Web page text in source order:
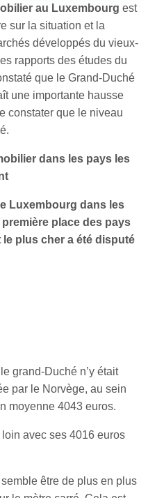
au Luxembourg est
sur la situation et la
développés du vieux-
rapports des études du
que le Grand-Duché
une importante hausse
constater que le niveau
dans les pays les
Luxembourg dans les
place des pays
plus cher a été disputé
grand-Duché n’y était
par le Norvège, au sein
moyenne 4043 euros.
loin avec ses 4016 euros
être de plus en plus